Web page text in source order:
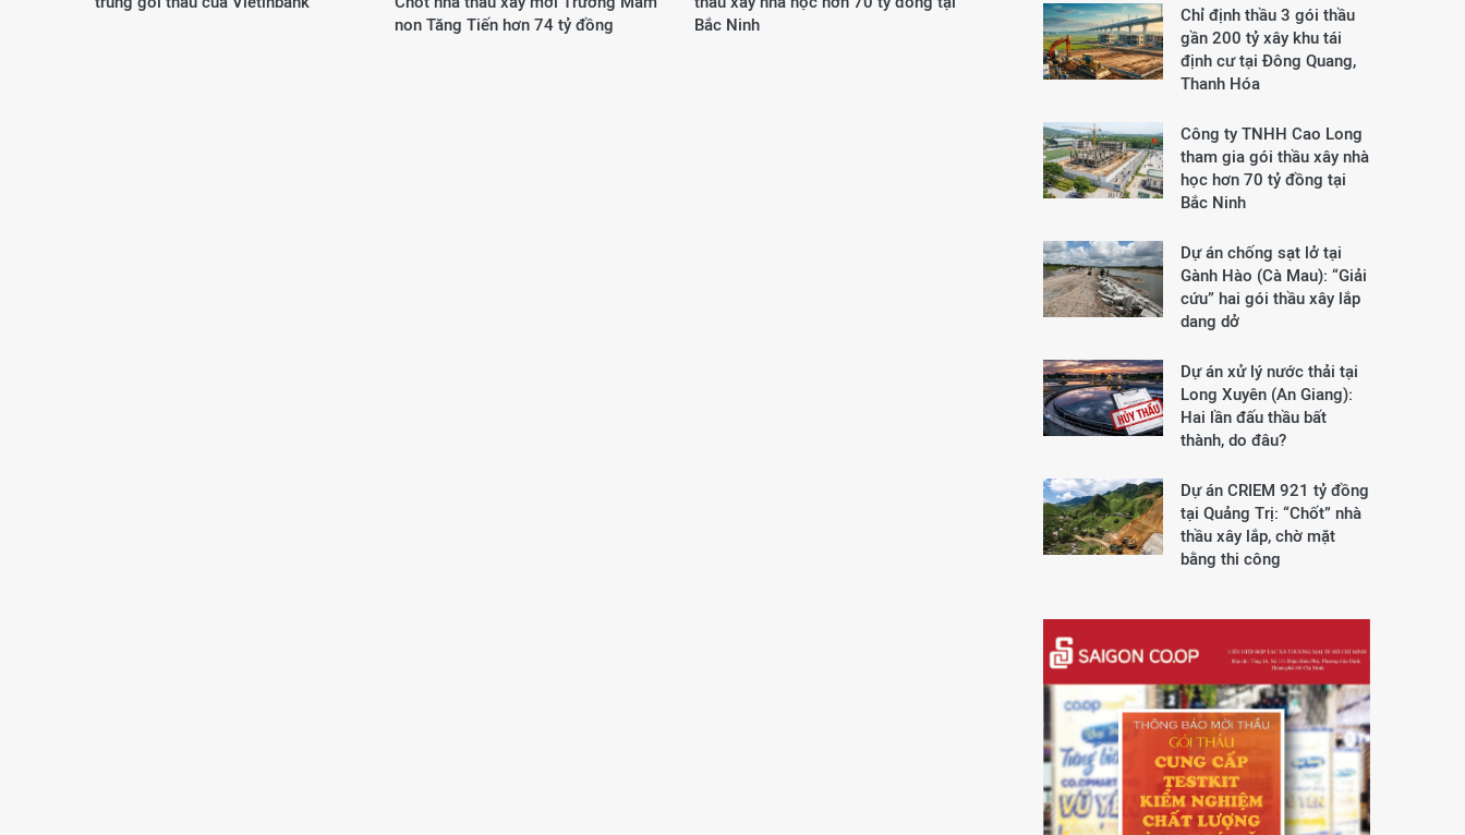
non Tăng Tiến hơn 74 tỷ đồng
Bắc Ninh
Chỉ định thầu 3 gói thầu
gần 200 tỷ xây khu tái
định cư tại Đông Quang,
Thanh Hóa
Công ty TNHH Cao Long
tham gia gói thầu xây nhà
học hơn 70 tỷ đồng tại
Bắc Ninh
Dự án chống sạt lở tại
Gành Hào (Cà Mau): “Giải
cứu” hai gói thầu xây lắp
dang dở
Dự án xử lý nước thải tại
Long Xuyên (An Giang):
Hai lần đấu thầu bất
thành, do đâu?
Dự án CRIEM 921 tỷ đồng
tại Quảng Trị: “Chốt” nhà
thầu xây lắp, chờ mặt
bằng thi công